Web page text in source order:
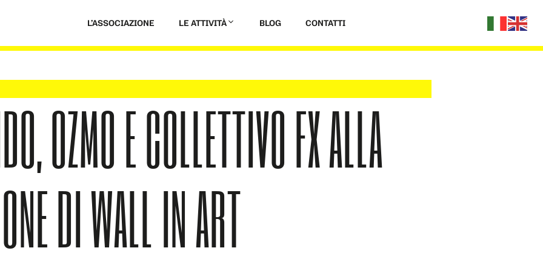
L’ASSOCIAZIONE LE ATTIVITÀ BLOG CONTATTI
OZMO E COLLETTIVO FX ALLA
DI WALL IN ART